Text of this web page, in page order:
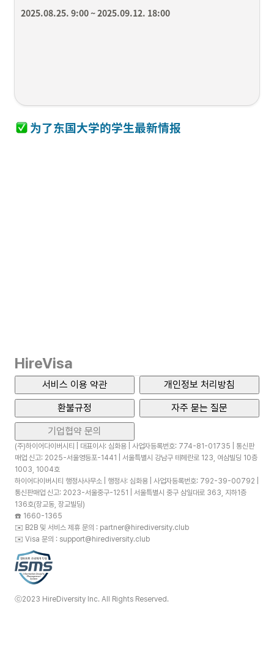
2025.08.25. 9:00 ~ 2025.09.12. 18:00
为了东国大学的学生最新情报
HireVisa
서비스 이용 약관
개인정보 처리방침
환불규정
자주 묻는 질문
기업협약 문의
(주)하이어다이버시티 | 대표이사: 심화용 | 사업자등록번호: 774-81-01735 | 통신판
매업 신고: 2025-서울영등포-1441 | 서울특별시 강남구 테헤란로 123, 여삼빌딩 10층
1003, 1004호
하이어다이버시티 행정사사무소 | 행정사: 심화용 | 사업자등록번호: 792-39-00792 |
통신판매업 신고: 2023-서울중구-1251 | 서울특별시 중구 삼일대로 363, 지하1층
136호(장교동, 장교빌딩)
☎️ 1660-1365
✉️ B2B 및 서비스 제휴 문의 : partner@hirediversity.club
✉️ Visa 문의 : support@hirediversity.club
ⓒ2023 HireDiversity Inc. All Rights Reserved.